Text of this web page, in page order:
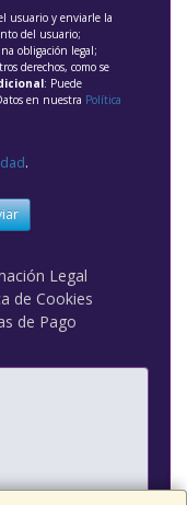
usuario y enviarle la
del usuario;
obligación legal;
derechos, como se
: Puede
en nuestra Política
.
Legal
de Cookies
de Pago